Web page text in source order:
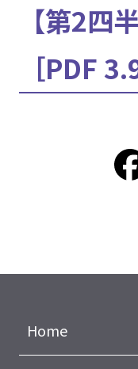
【第2四
［PDF
Home